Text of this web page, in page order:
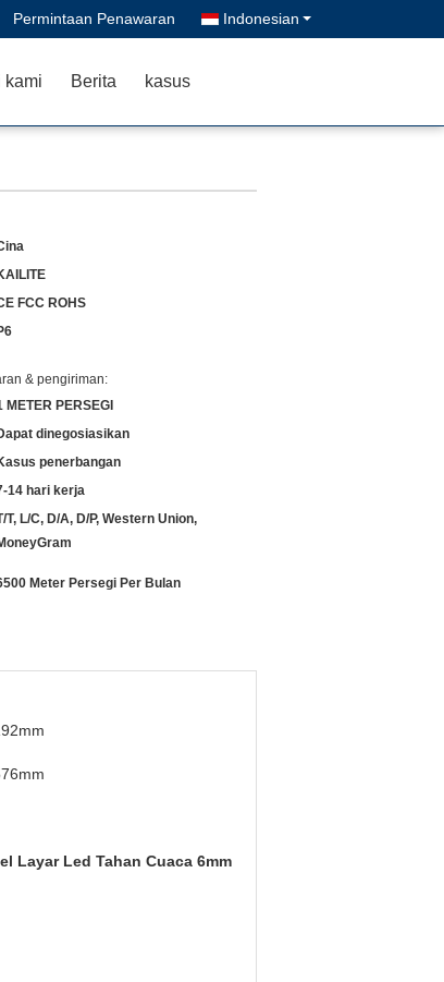
Permintaan Penawaran Indonesian
kami Berita kasus
FCC ROHS
& pengiriman:
METER PERSEGI
dinegosiasikan
penerbangan
14 hari kerja
T, L/C, D/A, D/P, Western Union,
Meter Persegi Per Bulan
Layar Led Tahan Cuaca 6mm